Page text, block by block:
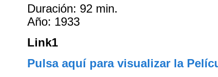
Duración: 92 min.
Año: 1933
Link1
Pulsa aquí para visualizar la